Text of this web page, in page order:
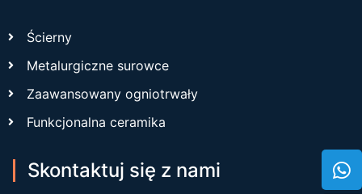
Ścierny
Metalurgiczne surowce
Zaawansowany ogniotrwały
Funkcjonalna ceramika
Skontaktuj się z nami